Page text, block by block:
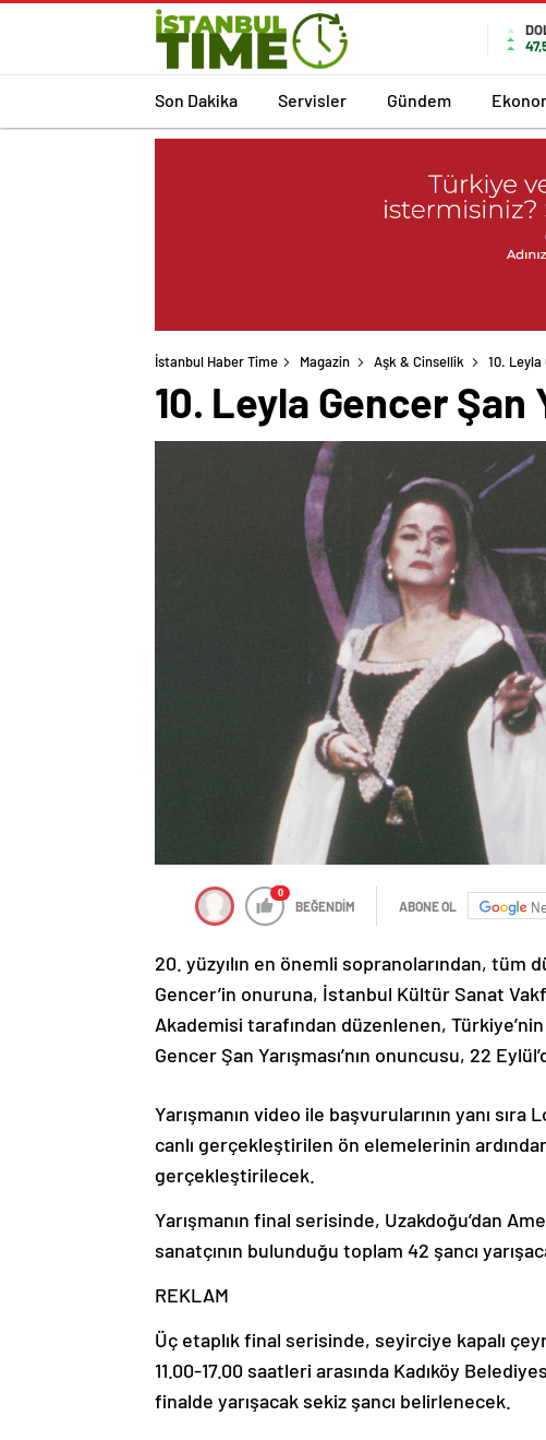
Son Dakika Servisler Gündem
İstanbul Haber Time Magazin Aşk & Cinsellik 10. Leyla
10. Leyla Gencer Şan
0
BEĞENDİM ABONE OL
20. yüzyılın en önemli sopranolarından, tüm
Gencer’in onuruna, İstanbul Kültür Sanat
Akademisi tarafından düzenlenen,
Gencer Şan Yarışması’nın onuncusu, 22
Yarışmanın video ile başvurularının yanı
canlı gerçekleştirilen ön elemelerinin
gerçekleştirilecek.
Yarışmanın final serisinde, Uzakdoğu’dan
sanatçının bulunduğu toplam 42 şancı
REKLAM
Üç etaplık final serisinde, seyirciye kapalı
11.00-17.00 saatleri arasında Kadıköy
finalde yarışacak sekiz şancı belirlenecek.